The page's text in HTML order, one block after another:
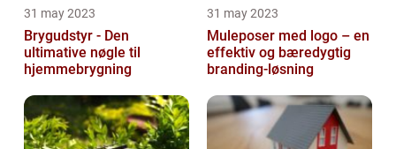
31 may 2023
Brygudstyr - Den
ultimative nøgle til
hjemmebrygning
31 may 2023
Muleposer med logo – en
effektiv og bæredygtig
branding-løsning